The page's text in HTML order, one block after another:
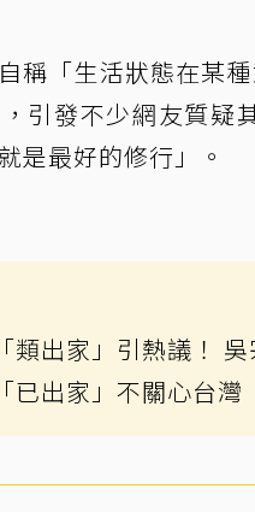
稱「生活狀態在某
引發不少網友質疑
是最好的修行」。
類出家」引熱議！
已出家」不關心台